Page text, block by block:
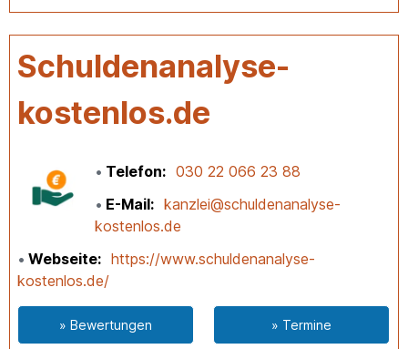
Schuldenanalyse-
kostenlos.de
Telefon
030 22 066 23 88
E-Mail
kanzlei@schuldenanalyse-
kostenlos.de
Webseite
https://www.schuldenanalyse-
kostenlos.de/
» Bewertungen » Termine